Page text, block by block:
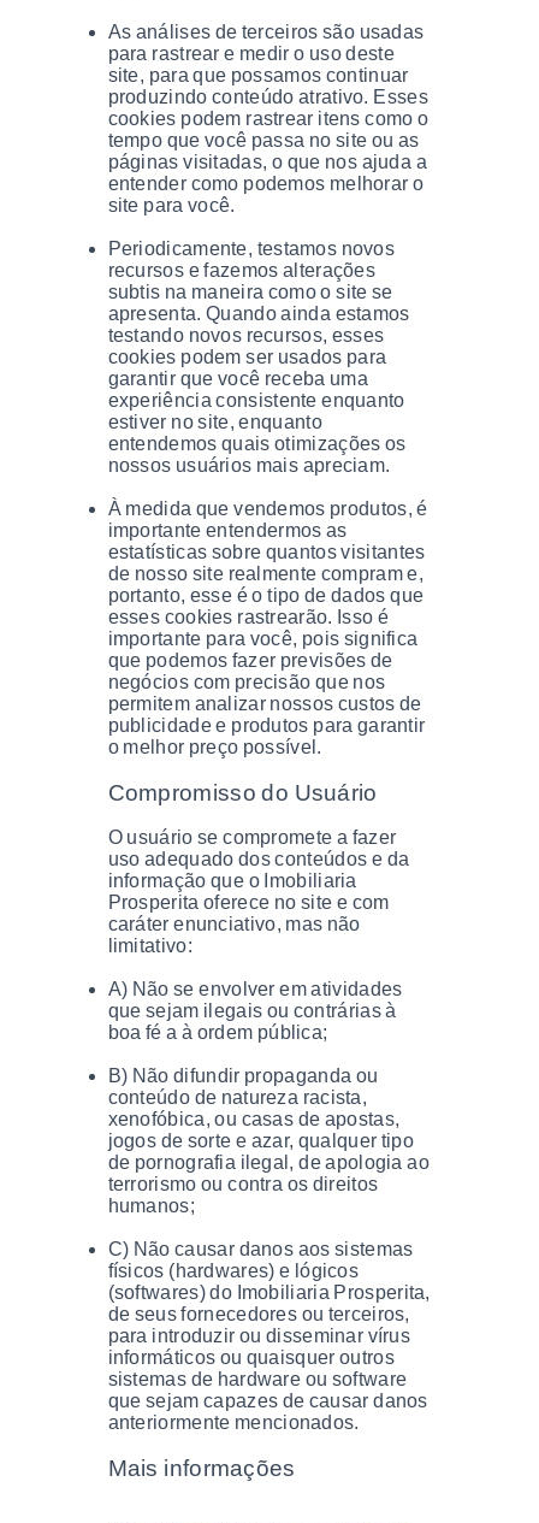
As análises de terceiros são usadas
para rastrear e medir o uso deste
site, para que possamos continuar
produzindo conteúdo atrativo. Esses
cookies podem rastrear itens como o
tempo que você passa no site ou as
páginas visitadas, o que nos ajuda a
entender como podemos melhorar o
site para você.
Periodicamente, testamos novos
recursos e fazemos alterações
subtis na maneira como o site se
apresenta. Quando ainda estamos
testando novos recursos, esses
cookies podem ser usados ​​para
garantir que você receba uma
experiência consistente enquanto
estiver no site, enquanto
entendemos quais otimizações os
nossos usuários mais apreciam.
À medida que vendemos produtos, é
importante entendermos as
estatísticas sobre quantos visitantes
de nosso site realmente compram e,
portanto, esse é o tipo de dados que
esses cookies rastrearão. Isso é
importante para você, pois significa
que podemos fazer previsões de
negócios com precisão que nos
permitem analizar nossos custos de
publicidade e produtos para garantir
o melhor preço possível.
Compromisso do Usuário
O usuário se compromete a fazer
uso adequado dos conteúdos e da
informação que o Imobiliaria
Prosperita oferece no site e com
caráter enunciativo, mas não
limitativo:
A) Não se envolver em atividades
que sejam ilegais ou contrárias à
boa fé a à ordem pública;
B) Não difundir propaganda ou
conteúdo de natureza racista,
xenofóbica, ou casas de apostas,
jogos de sorte e azar, qualquer tipo
de pornografia ilegal, de apologia ao
terrorismo ou contra os direitos
humanos;
C) Não causar danos aos sistemas
físicos (hardwares) e lógicos
(softwares) do Imobiliaria Prosperita,
de seus fornecedores ou terceiros,
para introduzir ou disseminar vírus
informáticos ou quaisquer outros
sistemas de hardware ou software
que sejam capazes de causar danos
anteriormente mencionados.
Mais informações